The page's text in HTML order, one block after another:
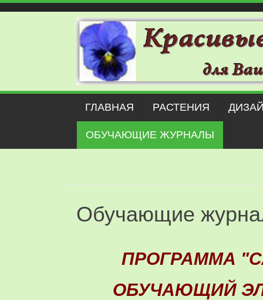
Наверх
ГЛАВНАЯ РАСТЕНИЯ
ОБУЧАЮЩИЕ ЖУРНАЛЫ
Обучающие
ПРОГРАММА
ОБУЧАЮЩИЙ